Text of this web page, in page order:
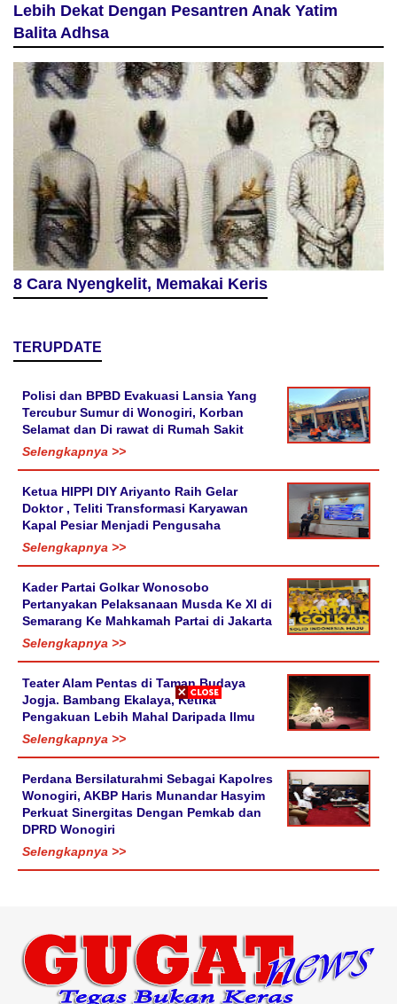
Lebih Dekat Dengan Pesantren Anak Yatim
Balita Adhsa
8 Cara Nyengkelit, Memakai Keris
TERUPDATE
Polisi dan BPBD Evakuasi Lansia Yang
Tercubur Sumur di Wonogiri, Korban
Selamat dan Di rawat di Rumah Sakit
Selengkapnya >>
Ketua HIPPI DIY Ariyanto Raih Gelar
Doktor , Teliti Transformasi Karyawan
Kapal Pesiar Menjadi Pengusaha
Selengkapnya >>
Kader Partai Golkar Wonosobo
Pertanyakan Pelaksanaan Musda Ke XI di
Semarang Ke Mahkamah Partai di Jakarta
Selengkapnya >>
Teater Alam Pentas di Taman Budaya
Jogja. Bambang Ekalaya, Ketika
Pengakuan Lebih Mahal Daripada Ilmu
Selengkapnya >>
Perdana Bersilaturahmi Sebagai Kapolres
Wonogiri, AKBP Haris Munandar Hasyim
Perkuat Sinergitas Dengan Pemkab dan
DPRD Wonogiri
Selengkapnya >>